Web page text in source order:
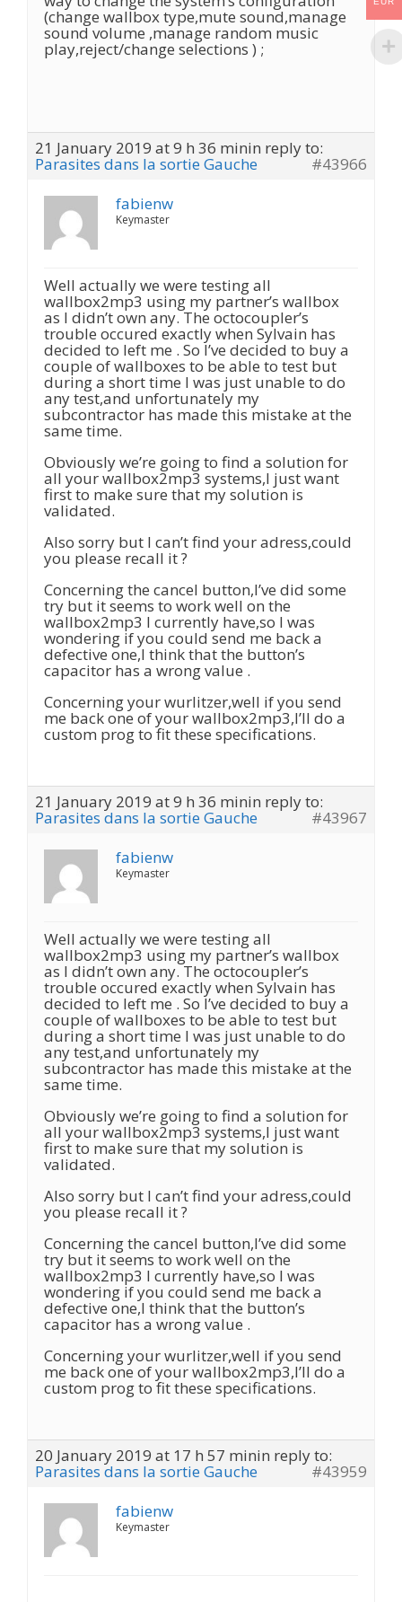
(change wallbox type,mute sound,manage
sound volume ,manage random music
play,reject/change selections ) ;
21 January 2019 at 9 h 36 minin reply to:
Parasites dans la sortie Gauche
#43966
fabienw
Keymaster
Well actually we were testing all
wallbox2mp3 using my partner’s wallbox
as I didn’t own any. The octocoupler’s
trouble occured exactly when Sylvain has
decided to left me . So I’ve decided to buy a
couple of wallboxes to be able to test but
during a short time I was just unable to do
any test,and unfortunately my
subcontractor has made this mistake at the
same time.
Obviously we’re going to find a solution for
all your wallbox2mp3 systems,I just want
first to make sure that my solution is
validated.
Also sorry but I can’t find your adress,could
you please recall it ?
Concerning the cancel button,I’ve did some
try but it seems to work well on the
wallbox2mp3 I currently have,so I was
wondering if you could send me back a
defective one,I think that the button’s
capacitor has a wrong value .
Concerning your wurlitzer,well if you send
me back one of your wallbox2mp3,I’ll do a
custom prog to fit these specifications.
21 January 2019 at 9 h 36 minin reply to:
Parasites dans la sortie Gauche
#43967
fabienw
Keymaster
Well actually we were testing all
wallbox2mp3 using my partner’s wallbox
as I didn’t own any. The octocoupler’s
trouble occured exactly when Sylvain has
decided to left me . So I’ve decided to buy a
couple of wallboxes to be able to test but
during a short time I was just unable to do
any test,and unfortunately my
subcontractor has made this mistake at the
same time.
Obviously we’re going to find a solution for
all your wallbox2mp3 systems,I just want
first to make sure that my solution is
validated.
Also sorry but I can’t find your adress,could
you please recall it ?
Concerning the cancel button,I’ve did some
try but it seems to work well on the
wallbox2mp3 I currently have,so I was
wondering if you could send me back a
defective one,I think that the button’s
capacitor has a wrong value .
Concerning your wurlitzer,well if you send
me back one of your wallbox2mp3,I’ll do a
custom prog to fit these specifications.
20 January 2019 at 17 h 57 minin reply to:
Parasites dans la sortie Gauche
#43959
fabienw
Keymaster